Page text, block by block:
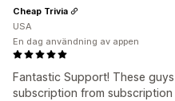
Fantastic Support! These
subscription from subscription
Cheap Trivia
USA
En dag användning av appen